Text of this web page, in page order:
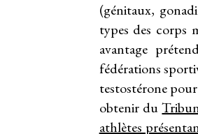
(génitaux,
types des corps
avantage
fédérations
testostérone
obtenir du
athlètes